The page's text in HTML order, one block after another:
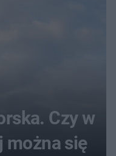
Czy w
można się